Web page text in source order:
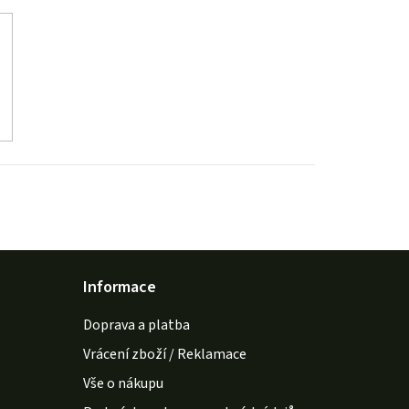
Informace
Doprava a platba
Vrácení zboží / Reklamace
Vše o nákupu